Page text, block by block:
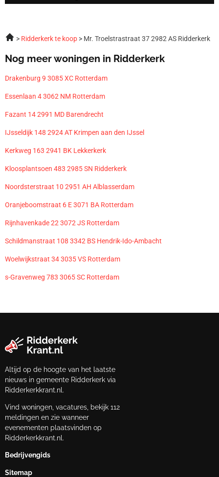
Ridderkerk te koop Mr. Troelstrastraat 37 2982 AS Ridderkerk
Nog meer woningen in Ridderkerk
Drakenburg 9 3085 XC Rotterdam
Essenlaan 4 3062 NM Rotterdam
Fazant 14 2991 MD Barendrecht
IJsseldijk 148 2924 AT Krimpen aan den IJssel
Kerkweg 163 2941 BK Lekkerkerk
Kloosplantsoen 483 2985 SN Ridderkerk
Noordsterstraat 10 2951 AH Alblasserdam
Oranjeboomstraat 6 E 3071 BA Rotterdam
Rijnhavenkade 22 3072 JS Rotterdam
Schildmanstraat 108 3342 BS Hendrik-Ido-Ambacht
Woelwijkstraat 34 3035 VS Rotterdam
s-Gravenweg 783 3065 SC Rotterdam
Altijd op de hoogte van het laatste
nieuws in gemeente Ridderkerk via
Ridderkerkkrant.nl.
Vind woningen, vacatures, bekijk 112
meldingen en zie wanneer
evenementen plaatsvinden op
Ridderkerkkrant.nl.
Bedrijvengids
Sitemap